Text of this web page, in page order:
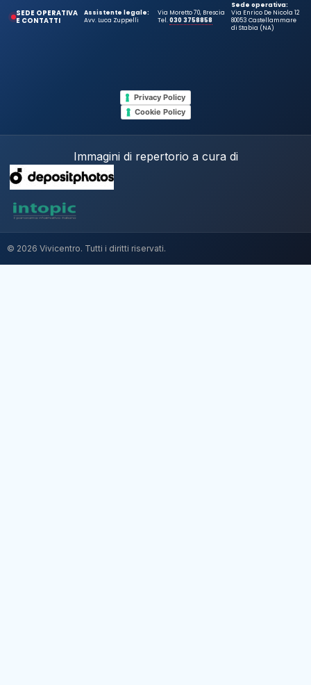
SEDE OPERATIVA
E CONTATTI
Assistente legale:
Avv. Luca Zuppelli
Via Moretto 70, Brescia
Tel.030 3758858
Sede operativa:
Via Enrico De Nicola 12
80053 Castellammare
di Stabia (NA)
Privacy Policy
Cookie Policy
Immagini di repertorio a cura di
© 2026 Vivicentro. Tutti i diritti riservati.